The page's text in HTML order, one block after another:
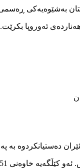
ئه‌وروپا بكرێت.